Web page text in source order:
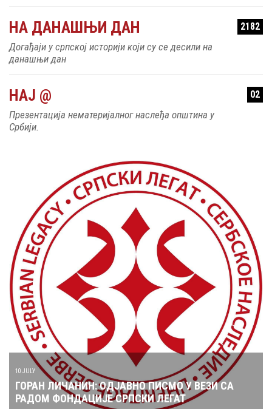
НА ДАНАШЊИ ДАН 2182
Догађаји у српској историји који су се десили на
данашњи дан
НАЈ @ 02
Презентација нематеријалног наслеђа општина у
Србији.
10 JULY
ГОРАН ЛИЧАНИН: ОДЈАВНО ПИСМО У ВЕЗИ СА
РАДОМ ФОНДАЦИЈЕ СРПСКИ ЛЕГАТ